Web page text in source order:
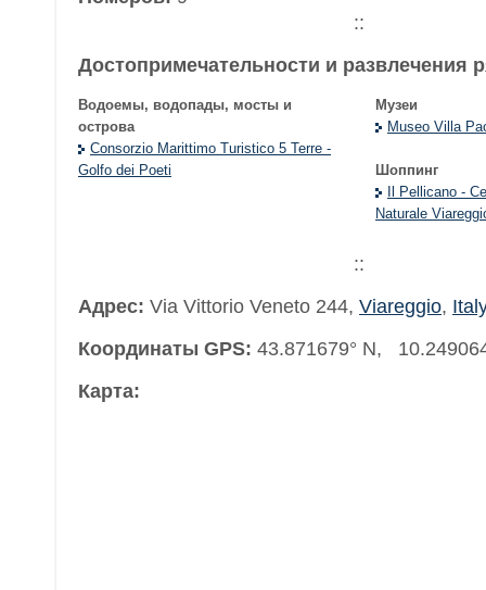
::
Достопримечательности и развлечения
Водоемы, водопады, мосты и
острова
Consorzio Marittimo Turistico 5 Terre -
Golfo dei Poeti
Музеи
Museo Villa
Шоппинг
Il Pellicano -
Naturale
::
Адрес: Via Vittorio Veneto 244, Viareggio,
Координаты GPS: 43.871679° N,
Карта: